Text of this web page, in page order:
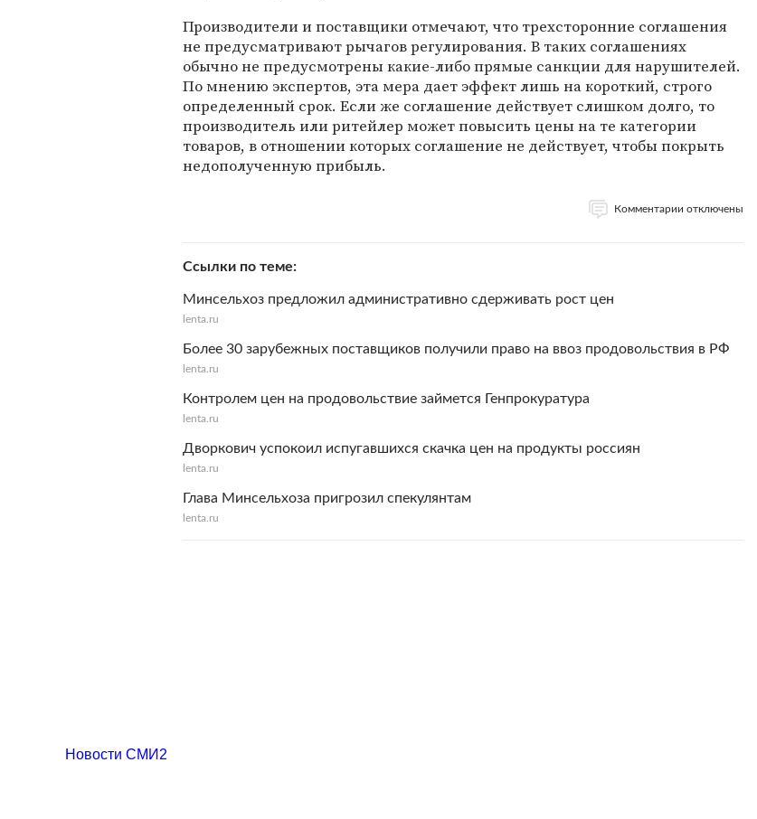
Производители и поставщики отмечают, что трехсторонние соглашения
не предусматривают рычагов регулирования. В таких соглашениях
обычно не предусмотрены какие-либо прямые санкции для нарушителей.
По мнению экспертов, эта мера дает эффект лишь на короткий, строго
определенный срок. Если же соглашение действует слишком долго, то
производитель или ритейлер может повысить цены на те категории
товаров, в отношении которых соглашение не действует, чтобы покрыть
недополученную прибыль.
Комментарии отключены
Ссылки по теме
Минсельхоз предложил административно сдерживать рост цен
lenta.ru
Более 30 зарубежных поставщиков получили право на ввоз продовольствия в РФ
lenta.ru
Контролем цен на продовольствие займется Генпрокуратура
lenta.ru
Дворкович успокоил испугавшихся скачка цен на продукты россиян
lenta.ru
Глава Минсельхоза пригрозил спекулянтам
lenta.ru
Новости СМИ2